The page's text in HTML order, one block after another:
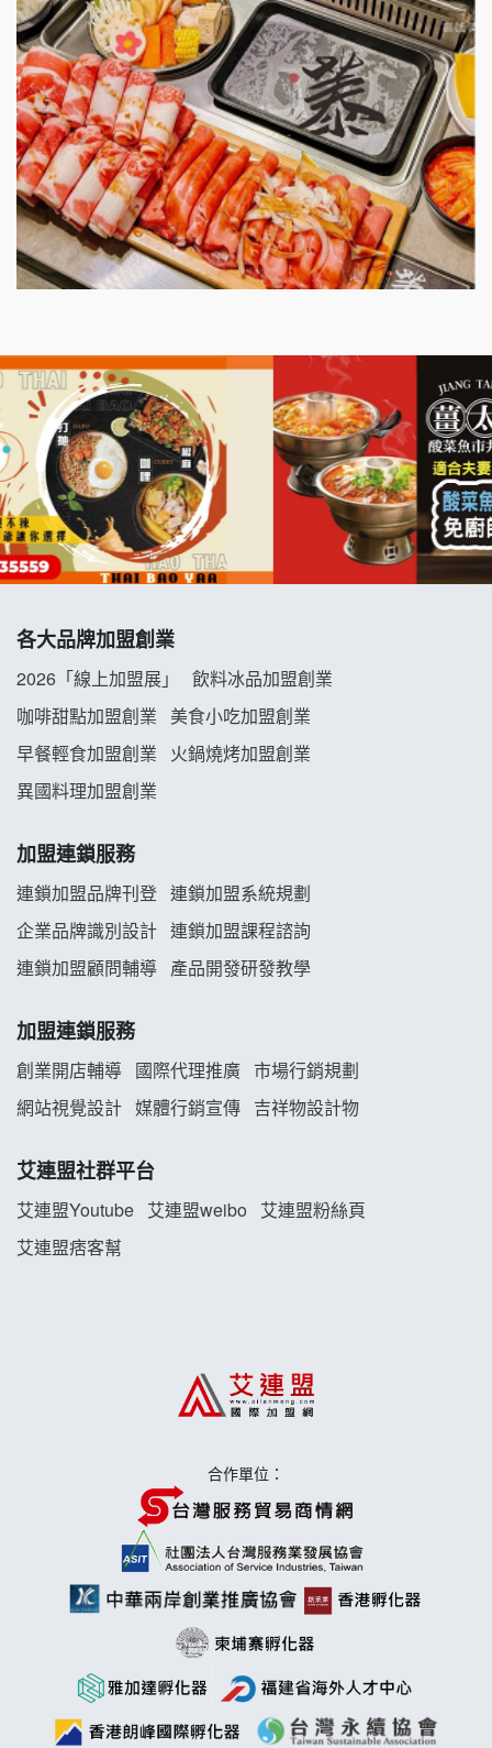
鮮茶道加盟說明會
微風亭鐵板燒加盟說明會
漫步藍咖啡加盟說明會
明石章魚燒加盟說明會
出櫃加盟說明會
七盞茶加盟說明會
拉亞漢堡加盟說明會
杜芳子古味茶鋪加盟說明會
優握握×酸奶大獅加盟說明會
冬城門加盟說明會
拾鑶火鍋加盟說明會
龍涎居好湯加盟說明會
舒油頭加盟說明會
韓金量加盟說明會
義氣豐發雞加盟說明會
Mr.Wish加盟說明會
白鬍泡泡 BOHO POPO加盟說明會
雞咕雞咕加盟說明會
珍好味臭臭鍋加盟說明會
藍象廷泰式火鍋加盟說明會
莫尼早餐Morni加盟說明會
手作功夫茶加盟說明會
各大品牌加盟創業
2026「線上加盟展」
飲料冰品加盟創業
咖啡甜點加盟創業
美食小吃加盟創業
早餐輕食加盟創業
火鍋燒烤加盟創業
異國料理加盟創業
加盟連鎖服務
連鎖加盟品牌刊登 連鎖加盟系統規劃
企業品牌識別設計 連鎖加盟課程諮詢
連鎖加盟顧問輔導 產品開發研發教學
加盟連鎖服務
創業開店輔導 國際代理推廣 市場行銷規劃
網站視覺設計 媒體行銷宣傳 吉祥物設計物
艾連盟社群平台
艾連盟Youtube 艾連盟weibo
艾連盟粉絲頁
艾連盟痞客幫
合作單位：